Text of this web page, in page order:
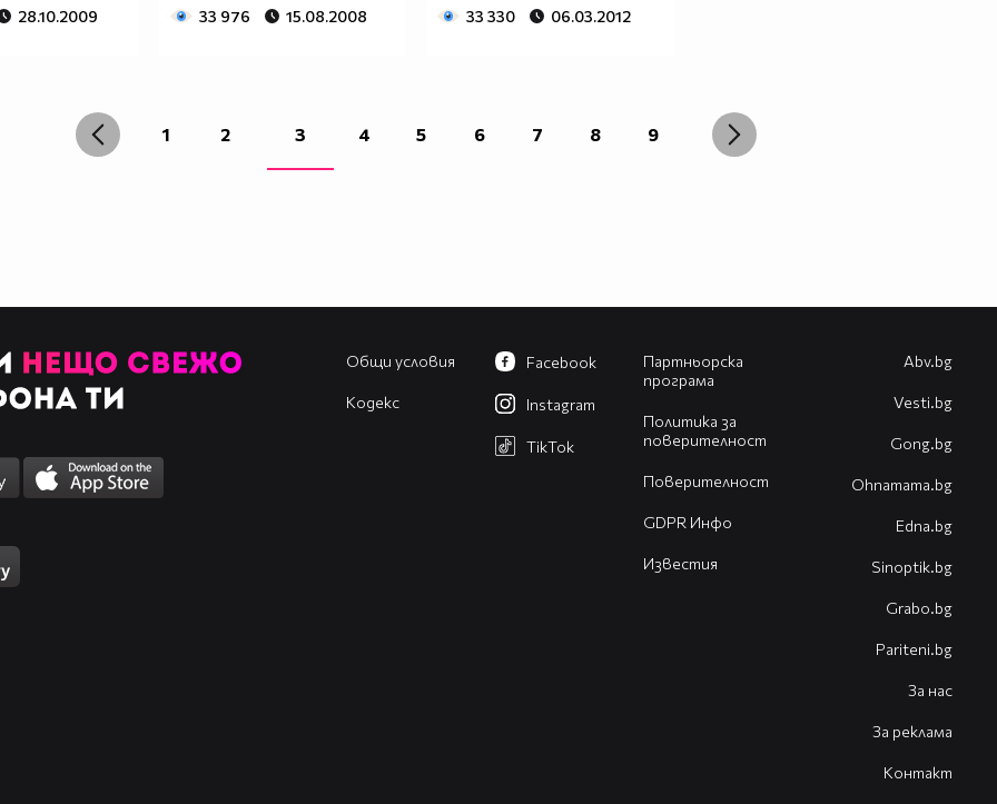
28.10.2009 33 976 15.08.2008 33 330 06.03.2012
1 2 3 4 5 6 7 8 9
Общи условия
Кодекс
Партньорска
програма
Политика за
поверителност
Поверителност
GDPR Инфо
Известия
Facebook
Instagram
TikTok
Abv.bg
Vesti.bg
Gong.bg
Оhnamama.bg
Edna.bg
Sinoptik.bg
Grabo.bg
Pariteni.bg
За нас
За реклама
Контакт